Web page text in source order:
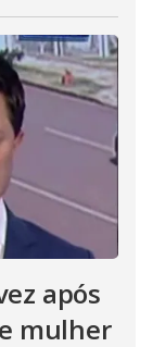
após
mulher